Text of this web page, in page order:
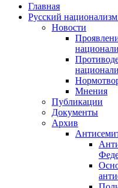
Главная
Русский
Новости
Мнения
Публикации
Документы
Архив